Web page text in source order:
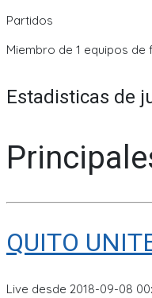
Partidos
Miembro de 1 equipos de
Estadisticas de
QUITO
Live desde 2018-09-08